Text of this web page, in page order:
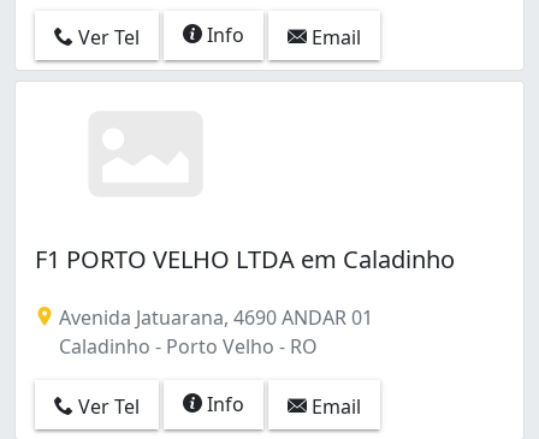
Ver Tel Info Email
F1 PORTO VELHO LTDA em Caladinho
Avenida Jatuarana, 4690 ANDAR 01
Caladinho - Porto Velho - RO
Ver Tel Info Email